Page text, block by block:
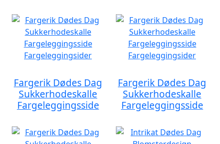
Fargerik Dødes Dag
Sukkerhodeskalle
Fargeleggingsside
Fargerik Dødes Dag
Sukkerhodeskalle
Fargeleggingsside